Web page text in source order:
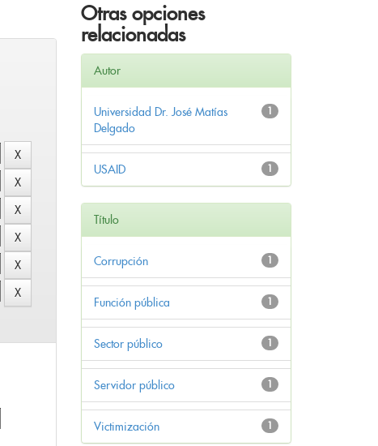
Otras opciones
relacionadas
Autor
1
Universidad Dr. José Matías
Delgado
1
USAID
Título
1
Corrupción
1
Función pública
1
Sector público
1
Servidor público
1
Victimización